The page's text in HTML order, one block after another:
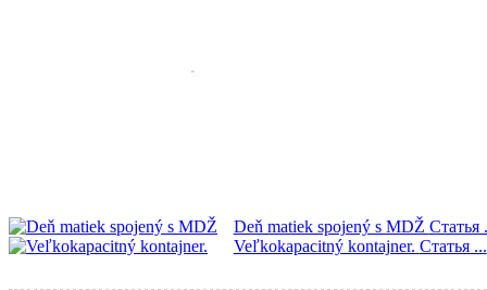
Deň matiek spojený s MDŽ Статья
Veľkokapacitný kontajner. Статья ...